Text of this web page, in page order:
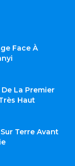
Face À
La Premier
Haut
Terre Avant